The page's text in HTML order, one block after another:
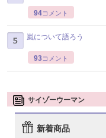
94コメント
嵐について語ろう
93コメント
サイゾーウーマン
新着商品